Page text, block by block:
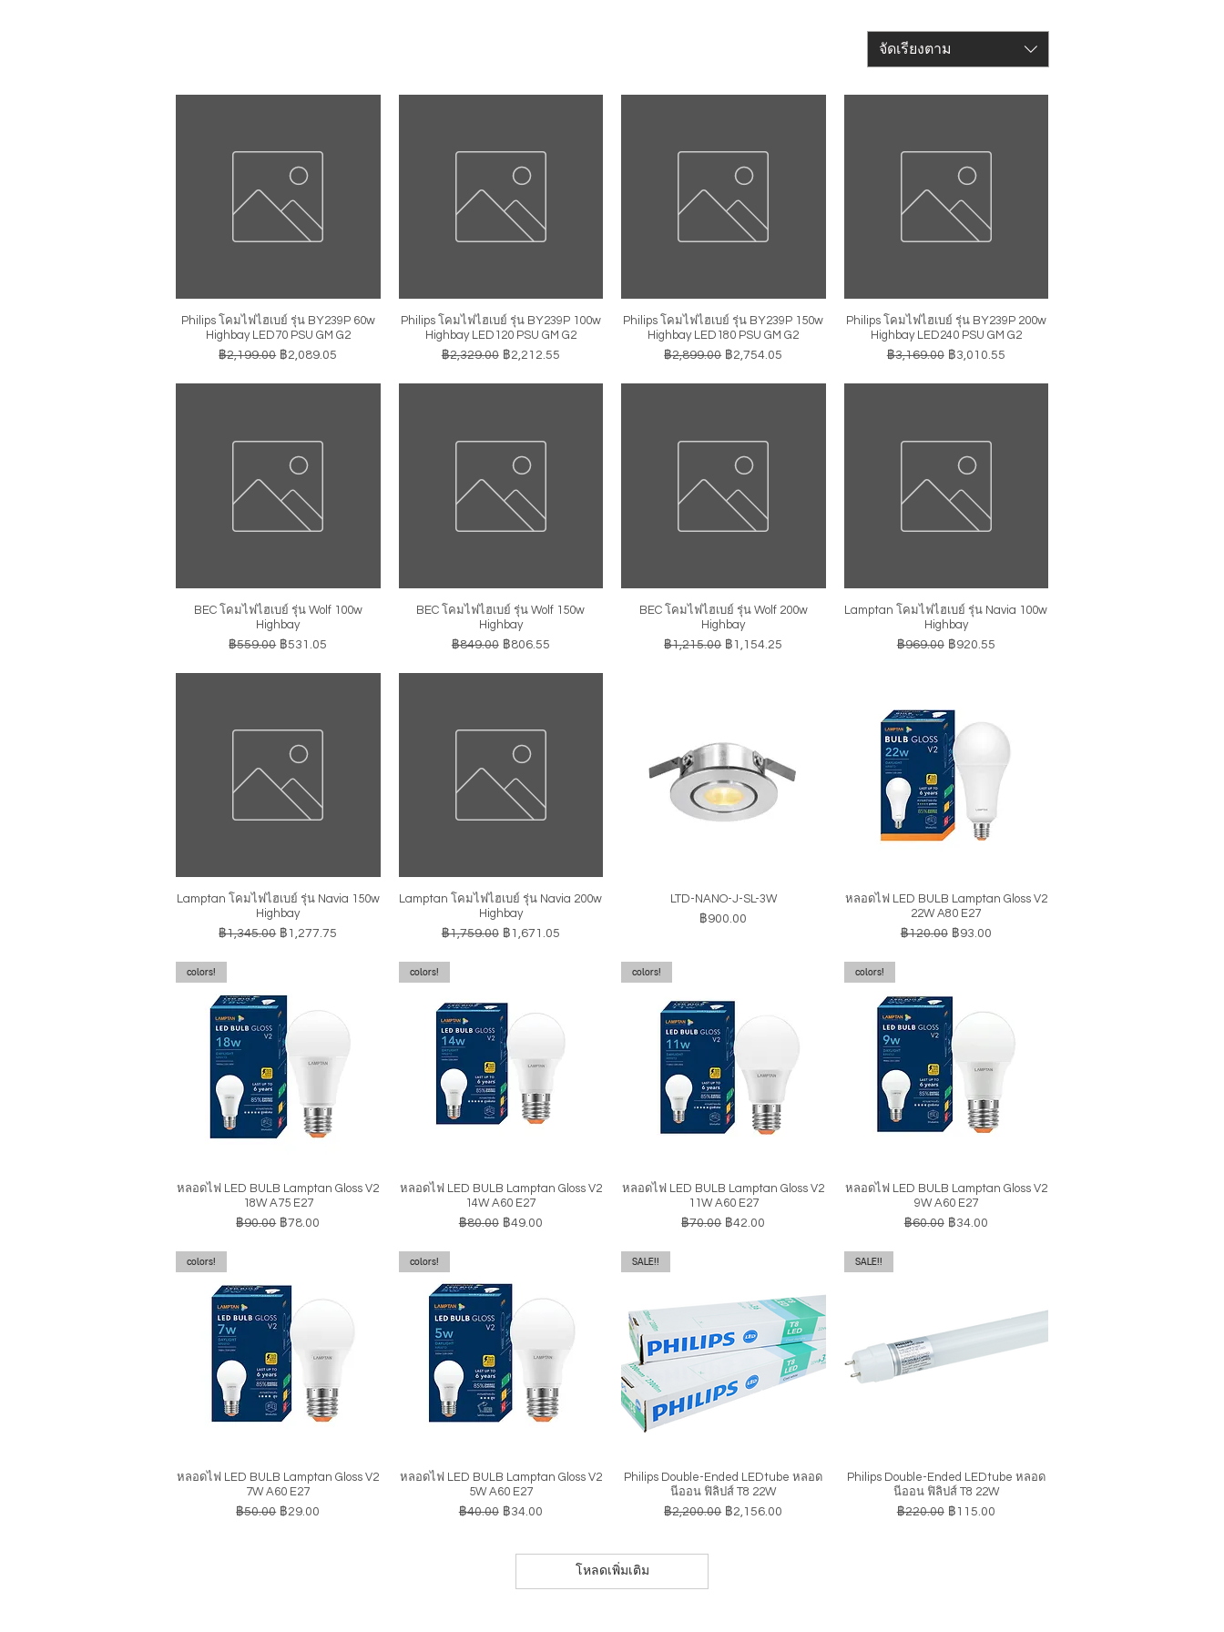
จัดเรียงตาม
ดูข้อมูลด่วน
Philips โคมไฟไฮเบย์ รุ่น BY239P 60w
Highbay LED70 PSU GM G2
ราคาปกติ
฿2,199.00 ราคาขายลด
฿2,089.05
ดูข้อมูลด่วน
Philips โคมไฟไฮเบย์ รุ่น BY239P 100w
Highbay LED120 PSU GM G2
ราคาปกติ
฿2,329.00 ราคาขายลด
฿2,212.55
ดูข้อมูลด่วน
Philips โคมไฟไฮเบย์ รุ่น BY239P 150w
Highbay LED180 PSU GM G2
ราคาปกติ
฿2,899.00 ราคาขายลด
฿2,754.05
ดูข้อมูลด่วน
Philips โคมไฟไฮเบย์ รุ่น BY239P 200w
Highbay LED240 PSU GM G2
ราคาปกติ
฿3,169.00 ราคาขายลด
฿3,010.55
ดูข้อมูลด่วน
BEC โคมไฟไฮเบย์ รุ่น Wolf 100w
Highbay
ราคาปกติ
฿559.00 ราคาขายลด
฿531.05
ดูข้อมูลด่วน
BEC โคมไฟไฮเบย์ รุ่น Wolf 150w
Highbay
ราคาปกติ
฿849.00 ราคาขายลด
฿806.55
ดูข้อมูลด่วน
BEC โคมไฟไฮเบย์ รุ่น Wolf 200w
Highbay
ราคาปกติ
฿1,215.00 ราคาขายลด
฿1,154.25
ดูข้อมูลด่วน
Lamptan โคมไฟไฮเบย์ รุ่น Navia 100w
Highbay
ราคาปกติ
฿969.00 ราคาขายลด
฿920.55
ดูข้อมูลด่วน
Lamptan โคมไฟไฮเบย์ รุ่น Navia 150w
Highbay
ราคาปกติ
฿1,345.00 ราคาขายลด
฿1,277.75
ดูข้อมูลด่วน
Lamptan โคมไฟไฮเบย์ รุ่น Navia 200w
Highbay
ราคาปกติ
฿1,759.00 ราคาขายลด
฿1,671.05
ดูข้อมูลด่วน
LTD-NANO-J-SL-3W
ราคา
฿900.00
ดูข้อมูลด่วน
หลอดไฟ LED BULB Lamptan Gloss V2
22W A80 E27
ราคาปกติ
฿120.00 ราคาขายลด
฿93.00
ดูข้อมูลด่วน
colors!
หลอดไฟ LED BULB Lamptan Gloss V2
18W A75 E27
ราคาปกติ
฿90.00 ราคาขายลด
฿78.00
ดูข้อมูลด่วน
colors!
หลอดไฟ LED BULB Lamptan Gloss V2
14W A60 E27
ราคาปกติ
฿80.00 ราคาขายลด
฿49.00
ดูข้อมูลด่วน
colors!
หลอดไฟ LED BULB Lamptan Gloss V2
11W A60 E27
ราคาปกติ
฿70.00 ราคาขายลด
฿42.00
ดูข้อมูลด่วน
colors!
หลอดไฟ LED BULB Lamptan Gloss V2
9W A60 E27
ราคาปกติ
฿60.00 ราคาขายลด
฿34.00
ดูข้อมูลด่วน
colors!
หลอดไฟ LED BULB Lamptan Gloss V2
7W A60 E27
ราคาปกติ
฿50.00 ราคาขายลด
฿29.00
ดูข้อมูลด่วน
colors!
หลอดไฟ LED BULB Lamptan Gloss V2
5W A60 E27
ราคาปกติ
฿40.00 ราคาขายลด
฿34.00
ดูข้อมูลด่วน
SALE!!
Philips Double-Ended LEDtube หลอด
นีออน ฟิลิปส์ T8 22W
ราคาปกติ
฿2,200.00 ราคาขายลด
฿2,156.00
ดูข้อมูลด่วน
SALE!!
Philips Double-Ended LEDtube หลอด
นีออน ฟิลิปส์ T8 22W
ราคาปกติ
฿220.00 ราคาขายลด
฿115.00
โหลดเพิ่มเติม